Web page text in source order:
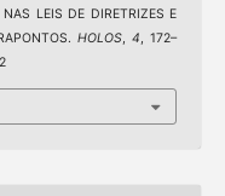
LEIS DE DIRETRIZES E
HOLOS,4, 172–